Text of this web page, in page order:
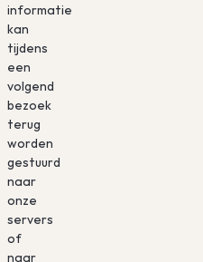
informatie
kan
tijdens
een
volgend
bezoek
terug
worden
gestuurd
naar
onze
servers
of
naar